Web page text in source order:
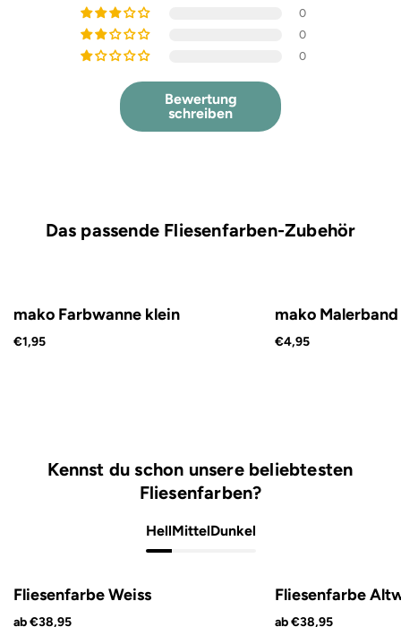
0
0
0
Bewertung
schreiben
Das passende Fliesenfarben-Zubehör
mako Farbwanne klein
€1,95
mako Malerband
€4,95
Kennst du schon unsere beliebtesten
Fliesenfarben?
HellMittelDunkel
Fliesenfarbe Weiss
ab €38,95
Fliesenfarbe
ab €38,95